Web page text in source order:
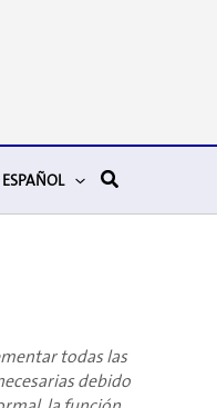
ESPAÑOL Buscar
todas las
debido